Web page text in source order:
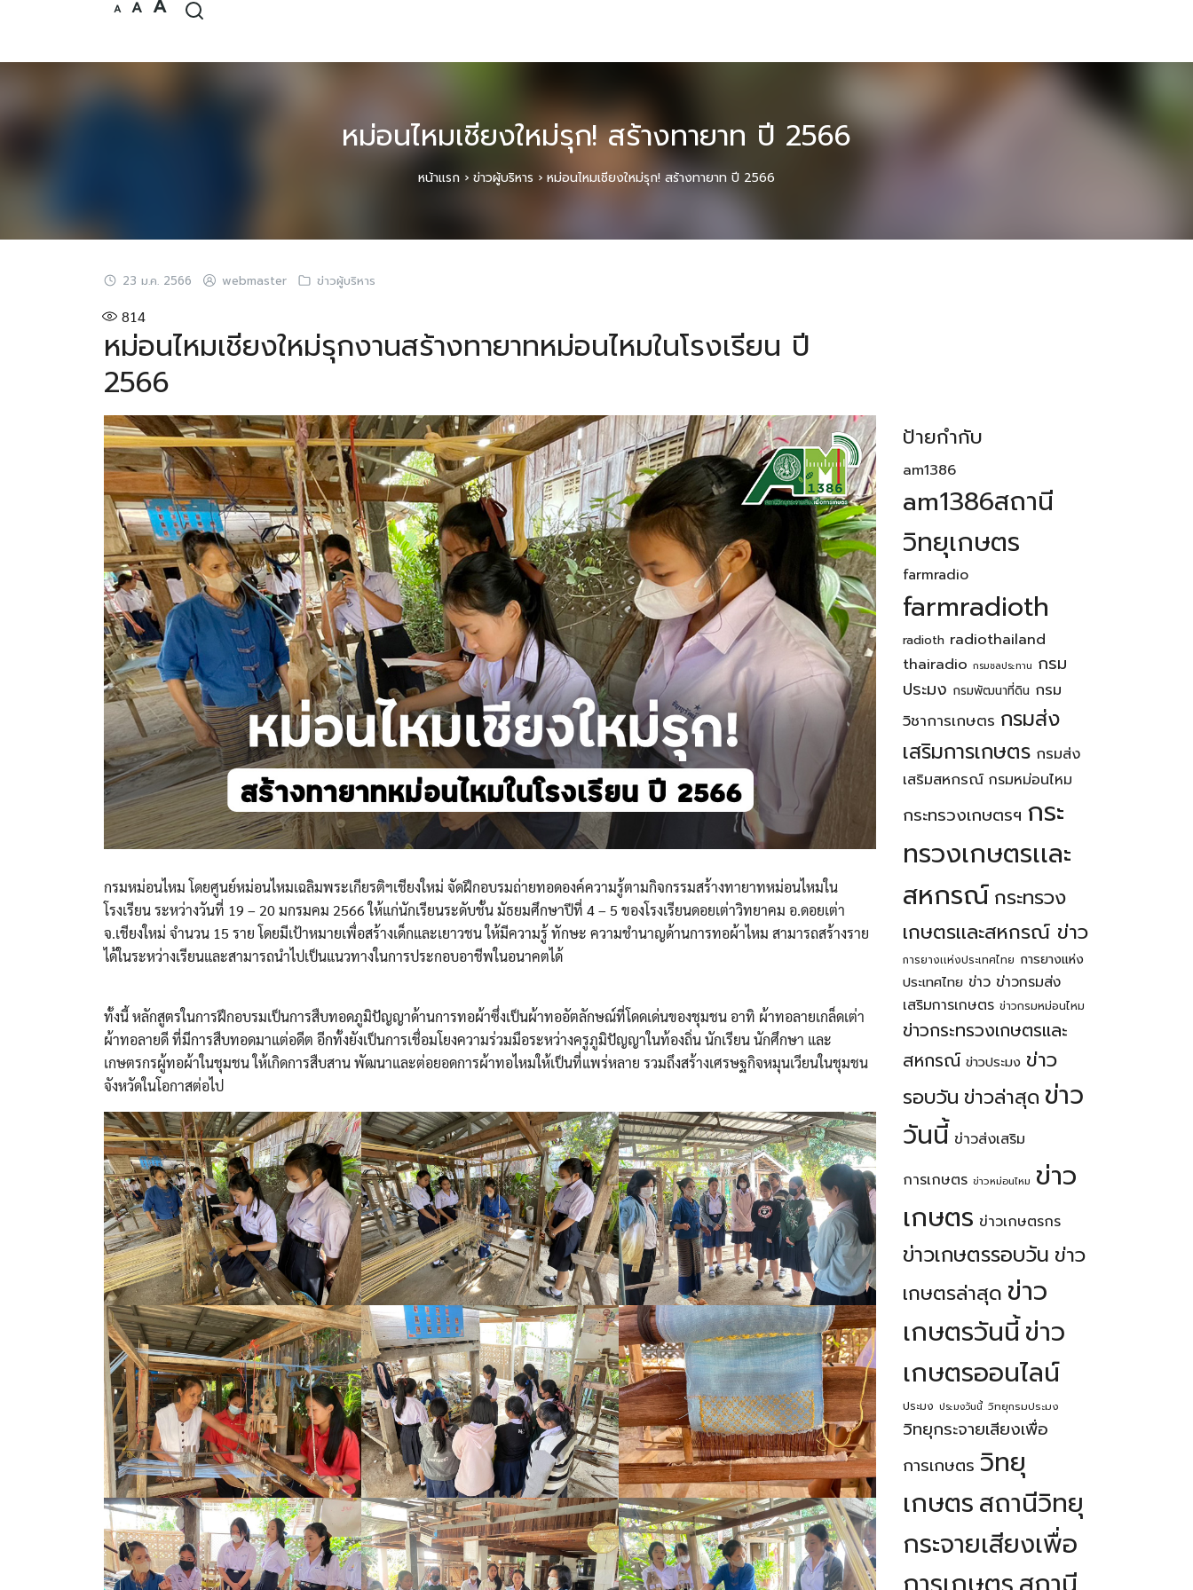
Afont
Afont
A
font
Search
for:
Search
หม่อนไหมเชียงใหม่รุก! สร้างทายาท ปี 2566
หน้าแรก › ข่าวผู้บริหาร › หม่อนไหมเชียงใหม่รุก! สร้างทายาท ปี 2566
23 ม.ค. 2566 webmaster ข่าวผู้บริหาร
814
หม่อนไหมเชียงใหม่รุกงานสร้างทายาทหม่อนไหมในโรงเรียน ปี
2566
กรมหม่อนไหม โดยศูนย์หม่อนไหมเฉลิมพระเกียรติฯเชียงใหม่ จัดฝึกอบรมถ่ายทอดองค์ความรู้ตามกิจกรรมสร้างทายาทหม่อนไหมใน
โรงเรียน ระหว่างวันที่ 19 – 20 มกรมคม 2566 ให้แก่นักเรียนระดับชั้น มัธยมศึกษาปีที่ 4 – 5 ของโรงเรียนดอยเต่าวิทยาคม อ.ดอยเต่า
จ.เชียงใหม่ จำนวน 15 ราย โดยมีเป้าหมายเพื่อสร้างเด็กและเยาวชน ให้มีความรู้ ทักษะ ความชำนาญด้านการทอผ้าไหม สามารถสร้างราย
ได้ในระหว่างเรียนและสามารถนำไปเป็นแนวทางในการประกอบอาชีพในอนาคตได้
ทั้งนี้ หลักสูตรในการฝึกอบรมเป็นการสืบทอดภูมิปัญญาด้านการทอผ้าซึ่งเป็นผ้าทออัตลักษณ์ที่โดดเด่นของชุมชน อาทิ ผ้าทอลายเกล็ดเต่า
ผ้าทอลายดี ที่มีการสืบทอดมาแต่อดีต อีกทั้งยังเป็นการเชื่อมโยงความร่วมมือระหว่างครูภูมิปัญญาในท้องถิ่น นักเรียน นักศึกษา และ
เกษตรกรผู้ทอผ้าในชุมชน ให้เกิดการสืบสาน พัฒนาและต่อยอดการผ้าทอไหมให้เป็นที่แพร่หลาย รวมถึงสร้างเศรษฐกิจหมุนเวียนในชุมชน
จังหวัดในโอกาสต่อไป
ป้ายกำกับ
am1386
am1386สถานี
วิทยุเกษตร
farmradio
farmradioth
radioth radiothailand
thairadio กรมชลประทาน กรม
ประมง กรมพัฒนาที่ดิน กรม
วิชาการเกษตร กรมส่ง
เสริมการเกษตร กรมส่ง
เสริมสหกรณ์ กรมหม่อนไหม
กระทรวงเกษตรฯ กระ
ทรวงเกษตรเเละ
สหกรณ์ กระทรวง
เกษตรเเละสหกรณ์ ข่าว
การยางเเห่งประเทศไทย การยางแห่ง
ประเทศไทย ข่าว ข่าวกรมส่ง
เสริมการเกษตร ข่าวกรมหม่อนไหม
ข่าวกระทรวงเกษตรเเละ
สหกรณ์ ข่าวประมง ข่าว
รอบวัน ข่าวล่าสุด ข่าว
วันนี้ ข่าวส่งเสริม
การเกษตร ข่าวหม่อนไหม ข่าว
เกษตร ข่าวเกษตรกร
ข่าวเกษตรรอบวัน ข่าว
เกษตรล่าสุด ข่าว
เกษตรวันนี้ ข่าว
เกษตรออนไลน์
ประมง ประมงวันนี้ วิทยุกรมประมง
วิทยุกระจายเสียงเพื่อ
การเกษตร วิทยุ
เกษตรสถานีวิทยุ
กระจายเสียงเพื่อ